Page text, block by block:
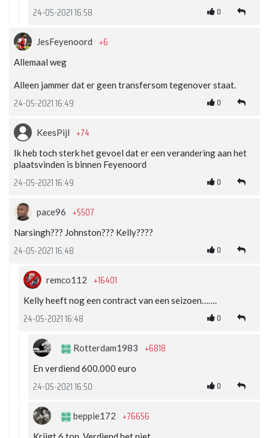
24-05-2021 16:58 0
JesFeyenoord +6
Allemaal weg
Alleen jammer dat er geen transfersom tegenover staat.
24-05-2021 16:49 0
KeesPijl +74
Ik heb toch sterk het gevoel dat er een verandering aan het
plaatsvinden is binnen Feyenoord
24-05-2021 16:49 0
pace96 +5507
Narsingh??? Johnston??? Kelly????
24-05-2021 16:48 0
remco112 +16401
Kelly heeft nog een contract van een seizoen…….
24-05-2021 16:48 0
Rotterdam1983 +6818
En verdiend 600.000 euro
24-05-2021 16:50 0
beppie172 +76656